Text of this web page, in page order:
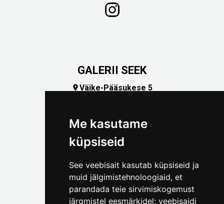
Me kasutame
küpsiseid
See veebisait kasutab küpsiseid ja
muid jälgimistehnoloogiaid, et
parandada teie sirvimiskogemust
järgmistel eesmärkidel: veebisaidi
GALERII SEEK
Väike-Pääsukese 5